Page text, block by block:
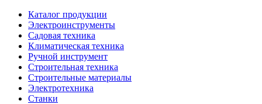
Каталог продукции
Электроинструменты
Садовая техника
Климатическая техника
Ручной инструмент
Строительная техника
Строительные материалы
Электротехника
Станки